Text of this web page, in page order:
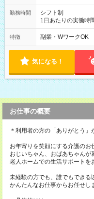
勤務時間
シフト制
1日あたりの実働時
勤）・8時～18時
あたりの給与 2万円
特徴 副業・WワークOK
気になる！
お仕事の概要
＊利用者の方の「ありがとう」
お年寄りを笑顔にする介護のお
おじいちゃん、おばあちゃんが
老人ホームでの生活サポートを
未経験の方でも、誰でもできる
かんたんなお仕事からお任せし